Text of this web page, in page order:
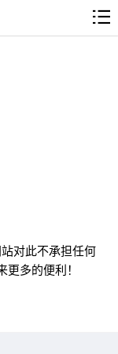
对此不承担任何
多的便利！